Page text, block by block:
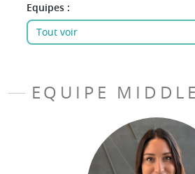
Equipes :
EQUIPE